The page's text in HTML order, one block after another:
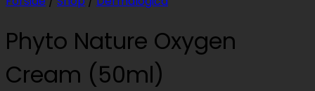
Phyto Nature Oxygen
Cream (50ml)